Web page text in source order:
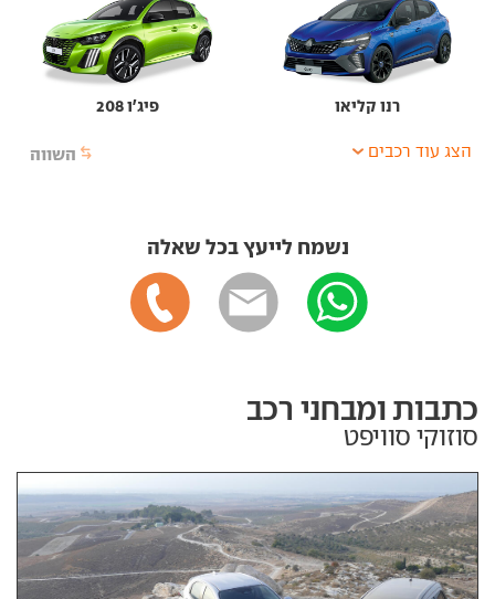
רנו קליאו פיג'ו 208
השווה הצג עוד רכבים
נשמח לייעץ בכל שאלה
כתבות ומבחני רכב
סוזוקי סוויפט